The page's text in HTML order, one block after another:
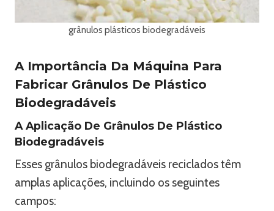
grânulos plásticos biodegradáveis
A Importância Da Máquina Para
Fabricar Grânulos De Plástico
Biodegradáveis
A Aplicação De Grânulos De Plástico
Biodegradáveis
Esses grânulos biodegradáveis ​​reciclados têm
amplas aplicações, incluindo os seguintes
campos: